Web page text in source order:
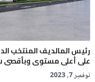
رئيس المالديف المنتخب
على أعلى مستوى وبأقصى
نوفمبر 7, 2023